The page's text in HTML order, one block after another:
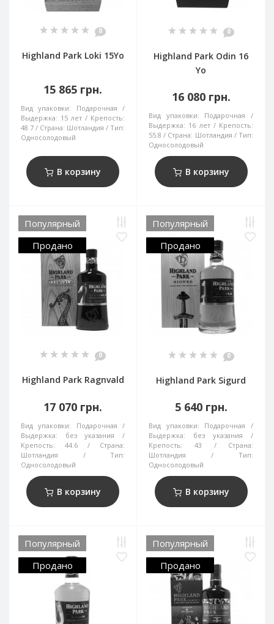
0
Highland Park Loki 15Yo
15 865 грн.
Вид упаковки:
Подарочная
Выдержка: 15 лет
Крепость:
48.7
Страна: Шотландия
Тип:
Односолодовый
В корзину
0
Highland Park Odin 16
Yo
16 080 грн.
Вид упаковки:
Подарочная
Выдержка: 16 лет
Крепость:
55.8
Страна: Шотландия
Тип:
Односолодовый
В корзину
Популярный
Продано
0
Highland Park Ragnvald
17 070 грн.
Вид упаковки:
Подарочная
Выдержка:
без указания
Крепость:
44.6
Страна:
Шотландия
Тип:
Односолодовый
В корзину
Популярный
Продано
0
Highland Park Sigurd
5 640 грн.
Вид упаковки:
Подарочная
Выдержка:
без указания
Крепость:
43
Страна:
Шотландия
Тип:
Односолодовый
В корзину
Популярный
Продано
Популярный
Продано